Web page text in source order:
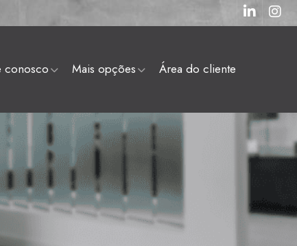
conosco mais opções área do cliente